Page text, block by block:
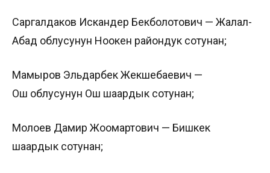
Саргалдаков Искандер Бекболотович — Жалал-
Абад облусунун Ноокен райондук сотунан;
Мамыров Эльдарбек Жекшебаевич —
Ош облусунун Ош шаардык сотунан;
Молоев Дамир Жоомартович — Бишкек
шаардык сотунан;